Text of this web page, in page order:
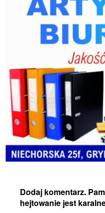
Dodaj komentarz.
hejtowanie jest